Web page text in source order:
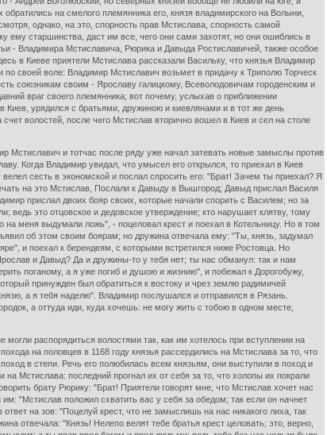
на смелого племянника его, князя владимирского на Волыни,
однако, на это, спорность прав Мстислава, спорность самой
ему старшинства, даст им все, чего они сами захотят, но они ошиблись в
- Владимира Мстиславича, Рюрика и Давыда Ростиславичей, также особое
в Киеве приятели Мстислава рассказали Васильку, что князья Владимир
по своей воле: Владимир Мстиславич возьмет в придачу к Триполю Торческ
союзникам своим - Ярославу галицкому, Всеволодовичам городенским и
враг своего племянника; вот почему, услыхав о приближении
урядился с братьями, дружиною и киевлянами и в тот же день
волостей, после чего Мстислав вторично вошел в Киев и сел на столе
Мстиславич и тотчас после ряду уже начал затевать новые замыслы против
Когда Владимир увидал, что умысел его открылся, то приехал в Киев
сесть в экономской и послал спросить его: "Брат! Зачем ты приехал? Я
на это Мстислав, Послали к Давыду в Вышгород; Давыд прислал Василя
прислал двоих бояр своих, которые начали спорить с Василем; но за
ведь это отцовское и дедовское утверждение; кто нарушает клятву, тому
на меня выдумали ложь", - поцеловал крест и поехал в Котельницу. Но в том
об этом своим боярам; но дружина отвечала ему: "Ты, князь, задумал
и поехал к берендеям, с которыми встретился ниже Ростовца. Но
и Давыд? Да и дружины-то у тебя нет; ты нас обманул: так и нам
поганому, а я уже погиб и душою и жизнию", и побежал к Дорогобужу,
принужден был обратиться к востоку и чрез землю радимичей
а я тебя наделю". Владимир послушался и отправился в Рязань.
а оттуда иди, куда хочешь: не могу жить с тобою в одном месте,
распорядиться волостями так, как им хотелось при вступлении на
на половцев в 1168 году князья рассердились на Мстислава за то, что
в степи. Речь его полюбилась всем князьям, они выступили в поход и
Мстислава: последний прогнал их от себя за то, что холопы их покрали
брату Рюрику: "Брат! Приятели говорят мне, что Мстислав хочет нас
"Мстислав положил схватить вас у себя за обедом; так если он начнет
на зов: "Поцелуй крест, что не замыслишь на нас никакого лиха, так
отвечала: "Князь! Нелепо велят тебе братья крест целовать; это, верно,